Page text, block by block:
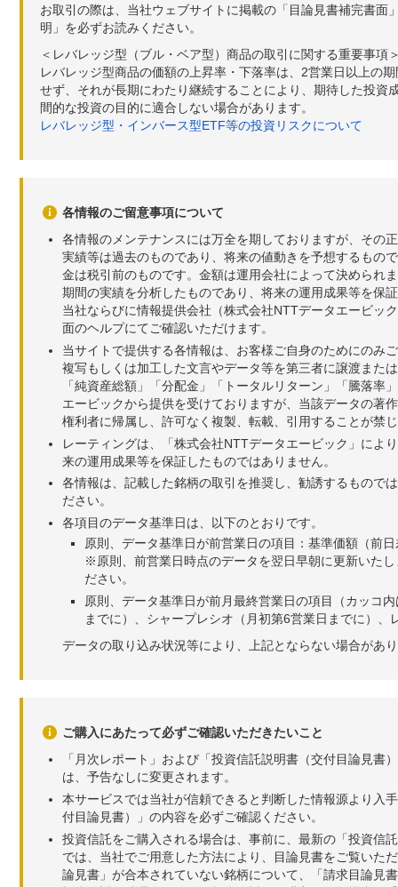
お取引の際は、当社ウェブサイトに掲載の「目論見書補完書
明」を必ずお読みください。
＜レバレッジ型（ブル・ベア型）商品の取引に関する重要事項
レバレッジ型商品の価額の上昇率・下落率は、2営業日以上の
せず、それが長期にわたり継続することにより、期待した投
間的な投資の目的に適合しない場合があります。
レバレッジ型・インバース型ETF等の投資リスクについて
各情報のご留意事項について
各情報のメンテナンスには万全を期しておりますが、その
実績等は過去のものであり、将来の値動きを予想するもの
金は税引前のものです。金額は運用会社によって決められ
期間の実績を分析したものであり、将来の運用成果等を保
当社ならびに情報提供会社（株式会社NTTデータエービッ
面のヘルプにてご確認いただけます。
当サイトで提供する各情報は、お客様ご自身のためにのみ
複写もしくは加工した文言やデータ等を第三者に譲渡また
「純資産総額」「分配金」「トータルリターン」「騰落
エービックから提供を受けておりますが、当該データの著
権利者に帰属し、許可なく複製、転載、引用することが禁
レーティングは、「株式会社NTTデータエービック」によ
来の運用成果等を保証したものではありません。
各情報は、記載した銘柄の取引を推奨し、勧誘するもので
ださい。
各項目のデータ基準日は、以下のとおりです。
原則、データ基準日が前営業日の項目：基準価額（前
※原則、前営業日時点のデータを翌日早朝に更新いた
ださい。
原則、データ基準日が前月最終営業日の項目（カッコ
までに）、シャープレシオ（月初第6営業日までに）
データの取り込み状況等により、上記とならない場合があ
ご購入にあたって必ずご確認いただきたいこと
「月次レポート」および「投資信託説明書（交付目論見
は、予告なしに変更されます。
本サービスでは当社が信頼できると判断した情報源より入
付目論見書）」の内容を必ずご確認ください。
投資信託をご購入される場合は、事前に、最新の「投資信
では、当社でご用意した方法により、目論見書をご覧いた
論見書」が合本されていない銘柄について、「請求目論見